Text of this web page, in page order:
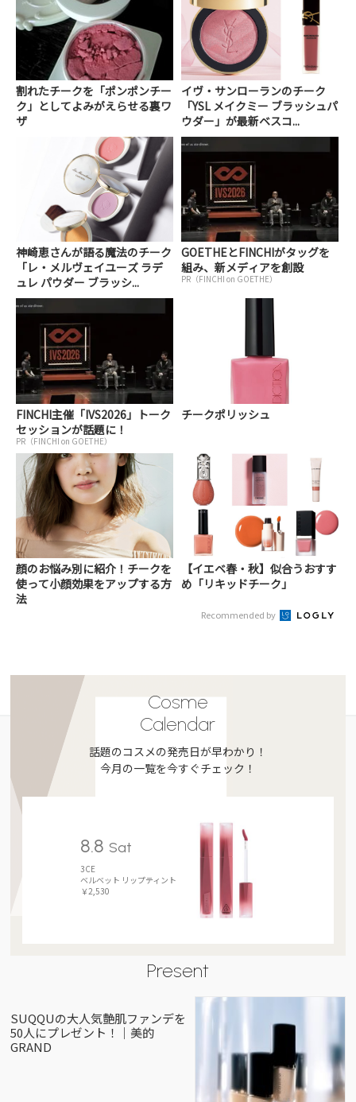
割れたチークを「ポンポンチー
ク」としてよみがえらせる裏ワ
ザ
イヴ・サンローランのチーク
「YSL メイクミー ブラッシュパ
ウダー」が最新ベスコ...
神崎恵さんが語る魔法のチーク
「レ・メルヴェイユーズ ラデ
ュレ パウダー ブラッシ...
GOETHEとFINCHIがタッグを
組み、新メディアを創設
PR（FINCHI on GOETHE）
FINCHI主催「IVS2026」トーク
セッションが話題に！
PR（FINCHI on GOETHE）
チークポリッシュ
顔のお悩み別に紹介！チークを
使って小顔効果をアップする方
法
【イエベ春・秋】似合うおすす
め「リキッドチーク」
Recommended by
Cosme
Calendar
話題のコスメの発売日が早わかり！
今月の一覧を今すぐチェック！
8.8 Sat
3CE
ベルベット リップティント
￥2,530
Present
SUQQUの大人気艶肌ファンデを
50人にプレゼント！｜美的
GRAND